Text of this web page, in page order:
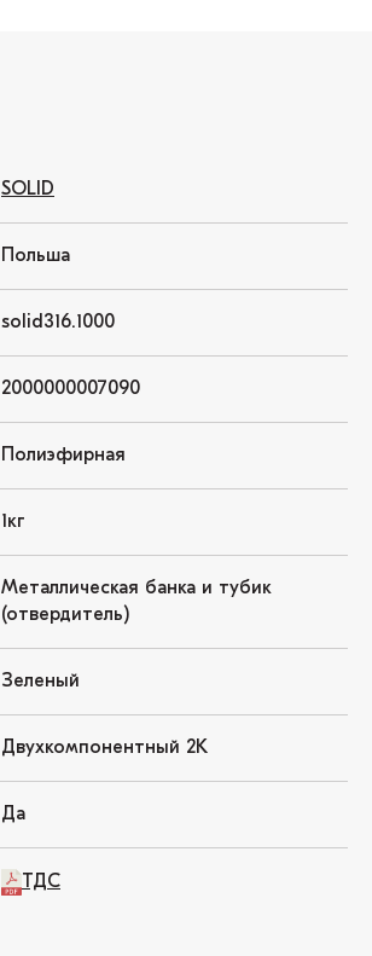
SOLID
Польша
solid316.1000
2000000007090
Полиэфирная
1кг
Металлическая банка и тубик
(отвердитель)
Зеленый
Двухкомпонентный 2K
Да
ТДС